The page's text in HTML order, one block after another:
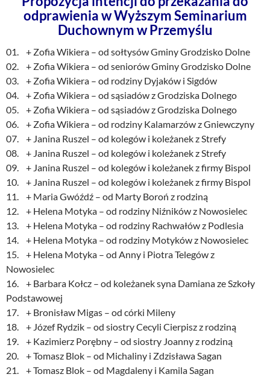
odprawienia w Wyższym Seminarium
Duchownym w Przemyślu
01. + Zofia Wikiera – od sołtysów Gminy Grodzisko Dolne
02. + Zofia Wikiera – od seniorów Gminy Grodzisko Dolne
03. + Zofia Wikiera – od rodziny Dyjaków i Sigdów
04. + Zofia Wikiera – od sąsiadów z Grodziska Dolnego
05. + Zofia Wikiera – od sąsiadów z Grodziska Dolnego
06. + Zofia Wikiera – od rodziny Kalamarzów z Gniewczyny
07. + Janina Ruszel – od kolegów i koleżanek z Strefy
08. + Janina Ruszel – od kolegów i koleżanek z Strefy
09. + Janina Ruszel – od kolegów i koleżanek z firmy Bispol
10. + Janina Ruszel – od kolegów i koleżanek z firmy Bispol
11. + Maria Gwóźdź – od Marty Boroń z rodziną
12. + Helena Motyka – od rodziny Niźników z Nowosielec
13. + Helena Motyka – od rodziny Rachwałów z Podlesia
14. + Helena Motyka – od rodziny Motyków z Nowosielec
15. + Helena Motyka – od Anny i Piotra Telegów z
Nowosielec
16. + Barbara Kołcz – od koleżanek syna Damiana ze Szkoły
Podstawowej
17. + Bronisław Migas – od córki Mileny
18. + Józef Rydzik – od siostry Cecyli Cierpisz z rodziną
19. + Kazimierz Porębny – od siostry Joanny z rodziną
20. + Tomasz Blok – od Michaliny i Zdzisława Sagan
21. + Tomasz Blok – od Magdaleny i Kamila Sagan